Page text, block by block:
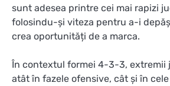
sunt adesea printre cei mai rapizi
folosindu-și viteza pentru a-i
crea oportunități de a marca.
În contextul formei 4-3-3, extremii
atât în fazele ofensive, cât și în